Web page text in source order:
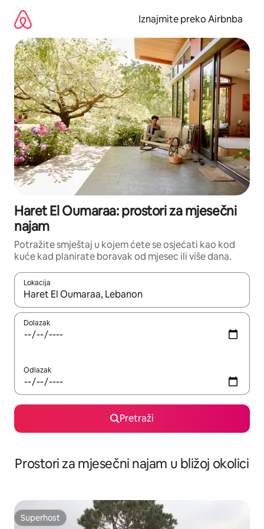
sadržaj
Iznajmite preko Airbnba
Haret El Oumaraa: prostori za mjesečni
najam
Potražite smještaj u kojem ćete se osjećati kao kod
kuće kad planirate boravak od mjesec ili više dana.
Lokacija
Kada budu dostupni rezultati, moći ćete ih pregledati
Dolazak
Odlazak
Pretraži
Prostori za mjesečni najam u bližoj okolici
Superhost
Superhost